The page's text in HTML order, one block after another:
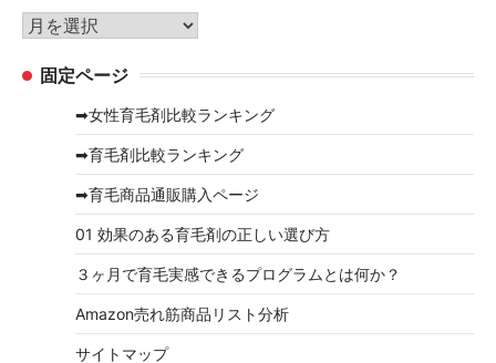
リ
ー
ア
カ 固定ページ
➡女性育毛剤比較ランキング
➡育毛剤比較ランキング
➡育毛商品通販購入ページ
01 効果のある育毛剤の正しい選び方
３ヶ月で育毛実感できるプログラムとは何か？
Amazon売れ筋商品リスト分析
サイトマップ